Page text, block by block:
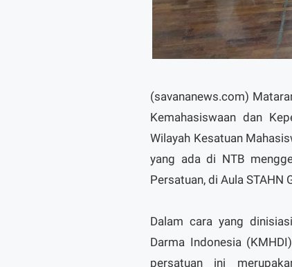
(savananews.com)
Kemahasiswaan dan
Wilayah Kesatuan
yang ada di NTB
Persatuan, di Aula
Dalam cara yang
Darma Indonesia
persatuan ini